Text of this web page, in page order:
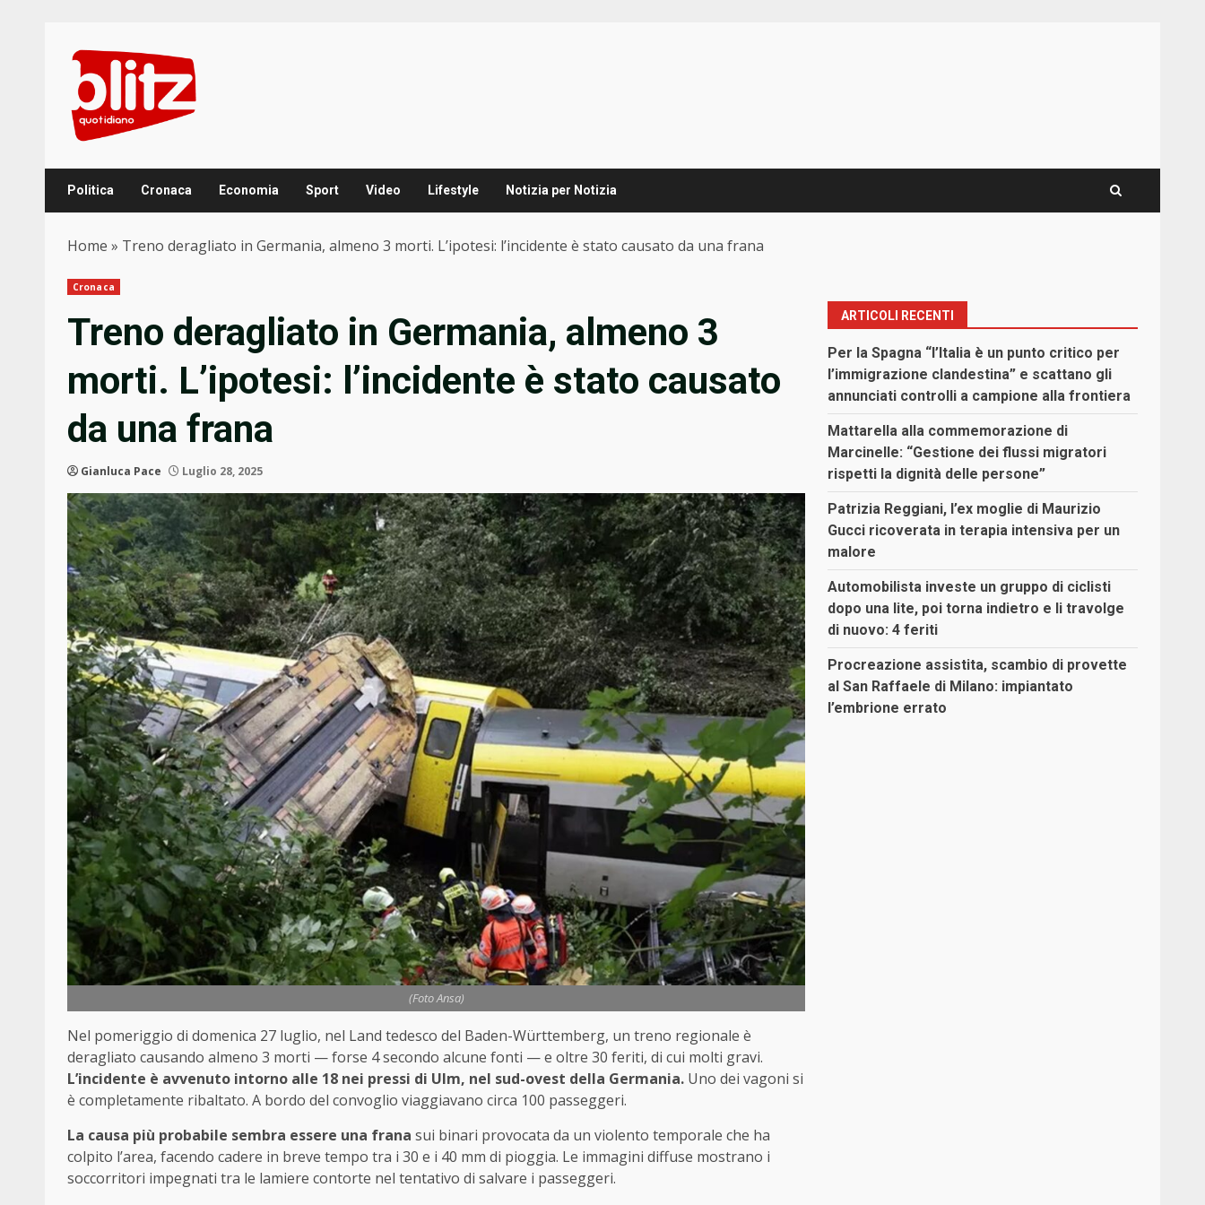
content
Politica Cronaca Economia Sport Video Lifestyle Notizia per Notizia
Home » Treno deragliato in Germania, almeno 3 morti. L’ipotesi: l’incidente è stato causato da una frana
Cronaca
Treno deragliato in Germania, almeno 3
morti. L’ipotesi: l’incidente è stato causato
da una frana
Gianluca Pace Luglio 28, 2025
(Foto Ansa)
Nel pomeriggio di domenica 27 luglio, nel Land tedesco del Baden-Württemberg, un treno regionale è
deragliato causando almeno 3 morti — forse 4 secondo alcune fonti — e oltre 30 feriti, di cui molti gravi.
L’incidente è avvenuto intorno alle 18 nei pressi di Ulm, nel sud-ovest della Germania. Uno dei vagoni si
è completamente ribaltato. A bordo del convoglio viaggiavano circa 100 passeggeri.
La causa più probabile sembra essere una frana sui binari provocata da un violento temporale che ha
colpito l’area, facendo cadere in breve tempo tra i 30 e i 40 mm di pioggia. Le immagini diffuse mostrano i
soccorritori impegnati tra le lamiere contorte nel tentativo di salvare i passeggeri.
ARTICOLI RECENTI
Per la Spagna “l’Italia è un punto critico per
l’immigrazione clandestina” e scattano gli
annunciati controlli a campione alla frontiera
Mattarella alla commemorazione di
Marcinelle: “Gestione dei flussi migratori
rispetti la dignità delle persone”
Patrizia Reggiani, l’ex moglie di Maurizio
Gucci ricoverata in terapia intensiva per un
malore
Automobilista investe un gruppo di ciclisti
dopo una lite, poi torna indietro e li travolge
di nuovo: 4 feriti
Procreazione assistita, scambio di provette
al San Raffaele di Milano: impiantato
l’embrione errato